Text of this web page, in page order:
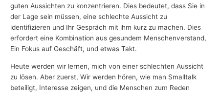
guten Aussichten zu konzentrieren. Dies bedeutet, dass Sie in
der Lage sein müssen, eine schlechte Aussicht zu
identifizieren und Ihr Gespräch mit ihm kurz zu machen. Dies
erfordert eine Kombination aus gesundem Menschenverstand,
Ein Fokus auf Geschäft, und etwas Takt.
Heute werden wir lernen, mich von einer schlechten Aussicht
zu lösen. Aber zuerst, Wir werden hören, wie man Smalltalk
beteiligt, Interesse zeigen, und die Menschen zum Reden